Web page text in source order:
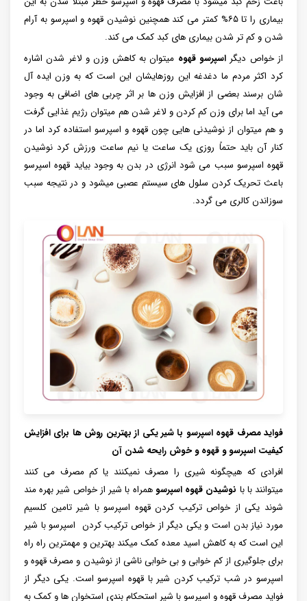
بیماری را تا ۶۵% کمتر می کند همچنین نوشیدن قهوه و اسپرسو به آرام
شدن و کم تر شدن بیماری های کبد کمک می کند.
از خواص دیگر اسپرسو قهوه میتوان به کاهش وزن و لاغر شدن اشاره
کرد اکثر مردم ما دغدغه این روزهایشان این است که به وزن ایده آل
شان برسند بعضی از افزایش وزن ها بر اثر چربی های اضافی به وجود
می آید اما برای وزن کم کردن و لاغر شدن هم میتوان رژیم غذایی گرفت
و هم میتوان از نوشیدنی هایی چون قهوه و اسپرسو استفاده کرد اما در
کنار آن باید حتماً روزی یک ساعت یا نیم ساعت ورزش کرد نوشیدن
قهوه اسپرسو سبب می شود انرژی در بدن به وجود بیاید قهوه اسپرسو
باعث تحریک کردن سلول های سیستم عصبی میشود و در نتیجه سبب
سوزاندن کالری می گردد.
فواید مصرف قهوه اسپرسو با شیر یکی از بهترین روش ها برای افزایش
کیفیت اسپرسو و قهوه و خوش رایحه شدن آن
افرادی که هیچگونه شیری را مصرف نمیکنند یا کم مصرف می کنند
میتوانند با با نوشیدن قهوه اسپرسوهمراه با شیر از خواص شیر بهره مند
شوند یکی از خواص ترکیب کردن قهوه اسپرسو با شیر تامین کلسیم
مورد نیاز بدن است و یکی دیگر از خواص ترکیب کردن اسپرسو با شیر
این است که به کاهش اسید معده کمک میکند بهترین و مهمترین راه راه
برای جلوگیری از کم خوابی و بی خوابی ناشی از نوشیدن و مصرف قهوه و
اسپرسو در شب ترکیب کردن شیر با قهوه اسپرسو است. یکی دیگر از
فواید مصرف قهوه و اسپرسو با شیر استحکام بندی استخوان ها و کمک به